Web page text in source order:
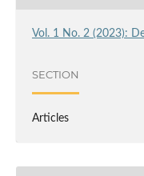
Vol. 1 No. 2 (2023):
SECTION
Articles